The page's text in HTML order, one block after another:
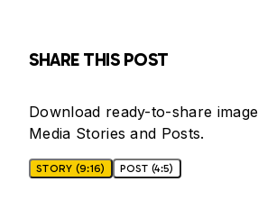
SHARE THIS POST
Download ready-to-share
Media Stories and Posts.
STORY (9:16) POST (4:5)